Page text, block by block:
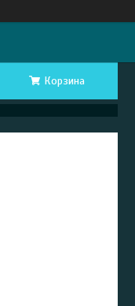
Корзина